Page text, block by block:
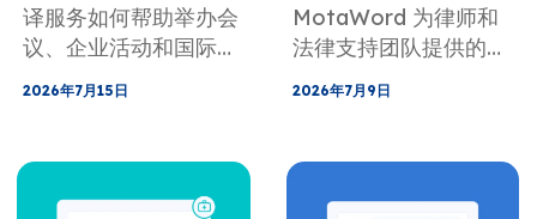
译服务如何帮助举办会
议、企业活动和国际会
议。
2026年7月15日
MotaWord 为律师和
法律支持团队提供的现
场法庭口译服务的全部
信息。
2026年7月9日